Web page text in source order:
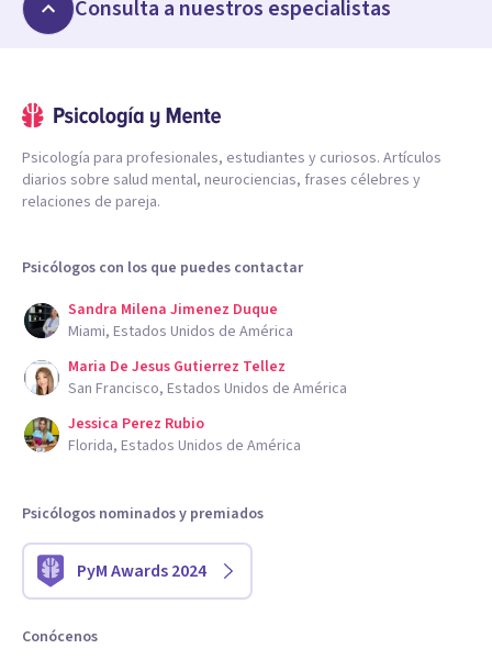
Consulta a nuestros especialistas
Psicología para profesionales, estudiantes y curiosos. Artículos
diarios sobre salud mental, neurociencias, frases célebres y
relaciones de pareja.
Psicólogos con los que puedes contactar
Sandra Milena Jimenez Duque
Miami, Estados Unidos de América
Maria De Jesus Gutierrez Tellez
San Francisco, Estados Unidos de América
Jessica Perez Rubio
Florida, Estados Unidos de América
Psicólogos nominados y premiados
PyM Awards 2024
Conócenos